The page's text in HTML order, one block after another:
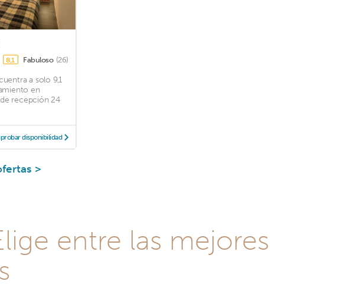
8,1 Fabuloso (26)
a solo 9,1
en
recepción 24
disponibilidad
>
entre las mejores